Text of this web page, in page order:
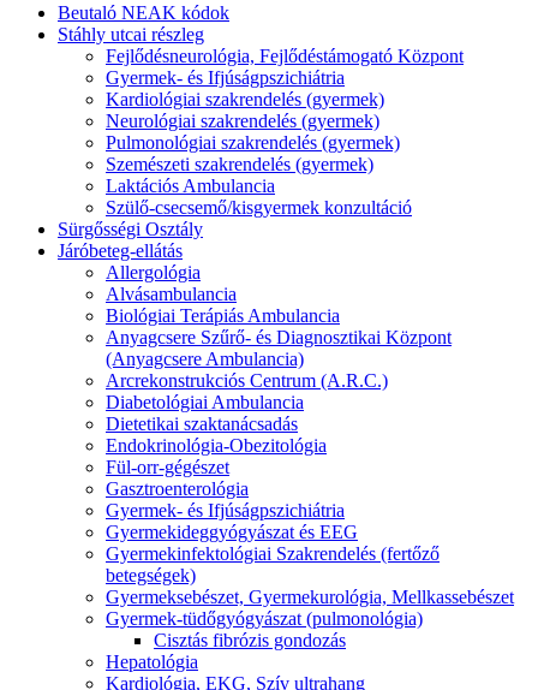
Beutaló NEAK kódok
Stáhly utcai részleg
Fejlődésneurológia, Fejlődéstámogató Központ
Gyermek- és Ifjúságpszichiátria
Kardiológiai szakrendelés (gyermek)
Neurológiai szakrendelés (gyermek)
Pulmonológiai szakrendelés (gyermek)
Szemészeti szakrendelés (gyermek)
Laktációs Ambulancia
Szülő-csecsemő/kisgyermek konzultáció
Sürgősségi Osztály
Járóbeteg-ellátás
Allergológia
Alvásambulancia
Biológiai Terápiás Ambulancia
Anyagcsere Szűrő- és Diagnosztikai Központ
(Anyagcsere Ambulancia)
Arcrekonstrukciós Centrum (A.R.C.)
Diabetológiai Ambulancia
Dietetikai szaktanácsadás
Endokrinológia-Obezitológia
Fül-orr-gégészet
Gasztroenterológia
Gyermek- és Ifjúságpszichiátria
Gyermekideggyógyászat és EEG
Gyermekinfektológiai Szakrendelés (fertőző
betegségek)
Gyermeksebészet, Gyermekurológia, Mellkassebészet
Gyermek-tüdőgyógyászat (pulmonológia)
Cisztás fibrózis gondozás
Hepatológia
Kardiológia, EKG, Szív ultrahang